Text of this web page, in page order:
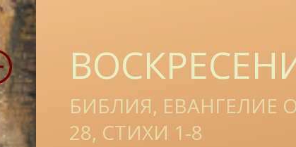
БИБЛИЯ, ЕВАНГЕЛИЕ
28, СТИХИ 1-8